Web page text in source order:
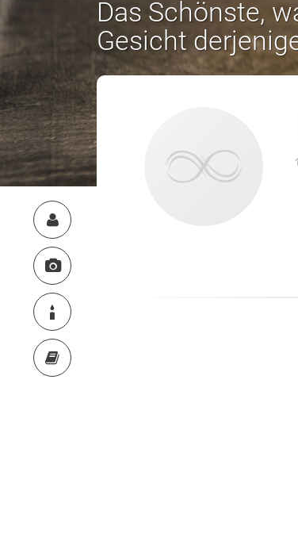
Das Schönste,
Gesicht